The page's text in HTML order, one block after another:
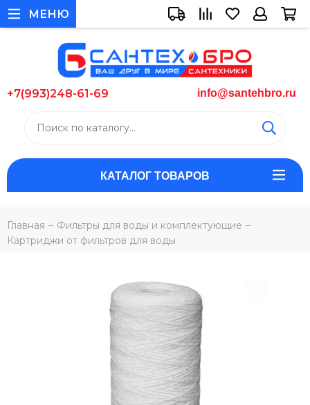
+7(993)248-61-69 info@santehbro.ru
КАТАЛОГ ТОВАРОВ
МЕНЮ
Главная
Фильтры для воды и комплектующие
Картриджи от фильтров для воды